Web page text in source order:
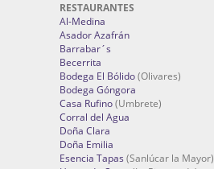
RESTAURANTES
Al-Medina
Asador Azafrán
Barrabar´s
Becerrita
Bodega El Bólido(Olivares)
Bodega Góngora
Casa Rufino(Umbrete)
Corral del Agua
Doña Clara
Doña Emilia
Esencia Tapas (Sanlúcar la Mayor)